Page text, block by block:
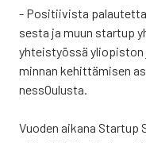
- Posi­tii­vis­ta
ses­ta ja muun star­tup
yhteis­työs­sä
min­nan kehit­tä­mi­sen
nes­sOu­lus­ta.
Vuo­den aika­na Star­tup